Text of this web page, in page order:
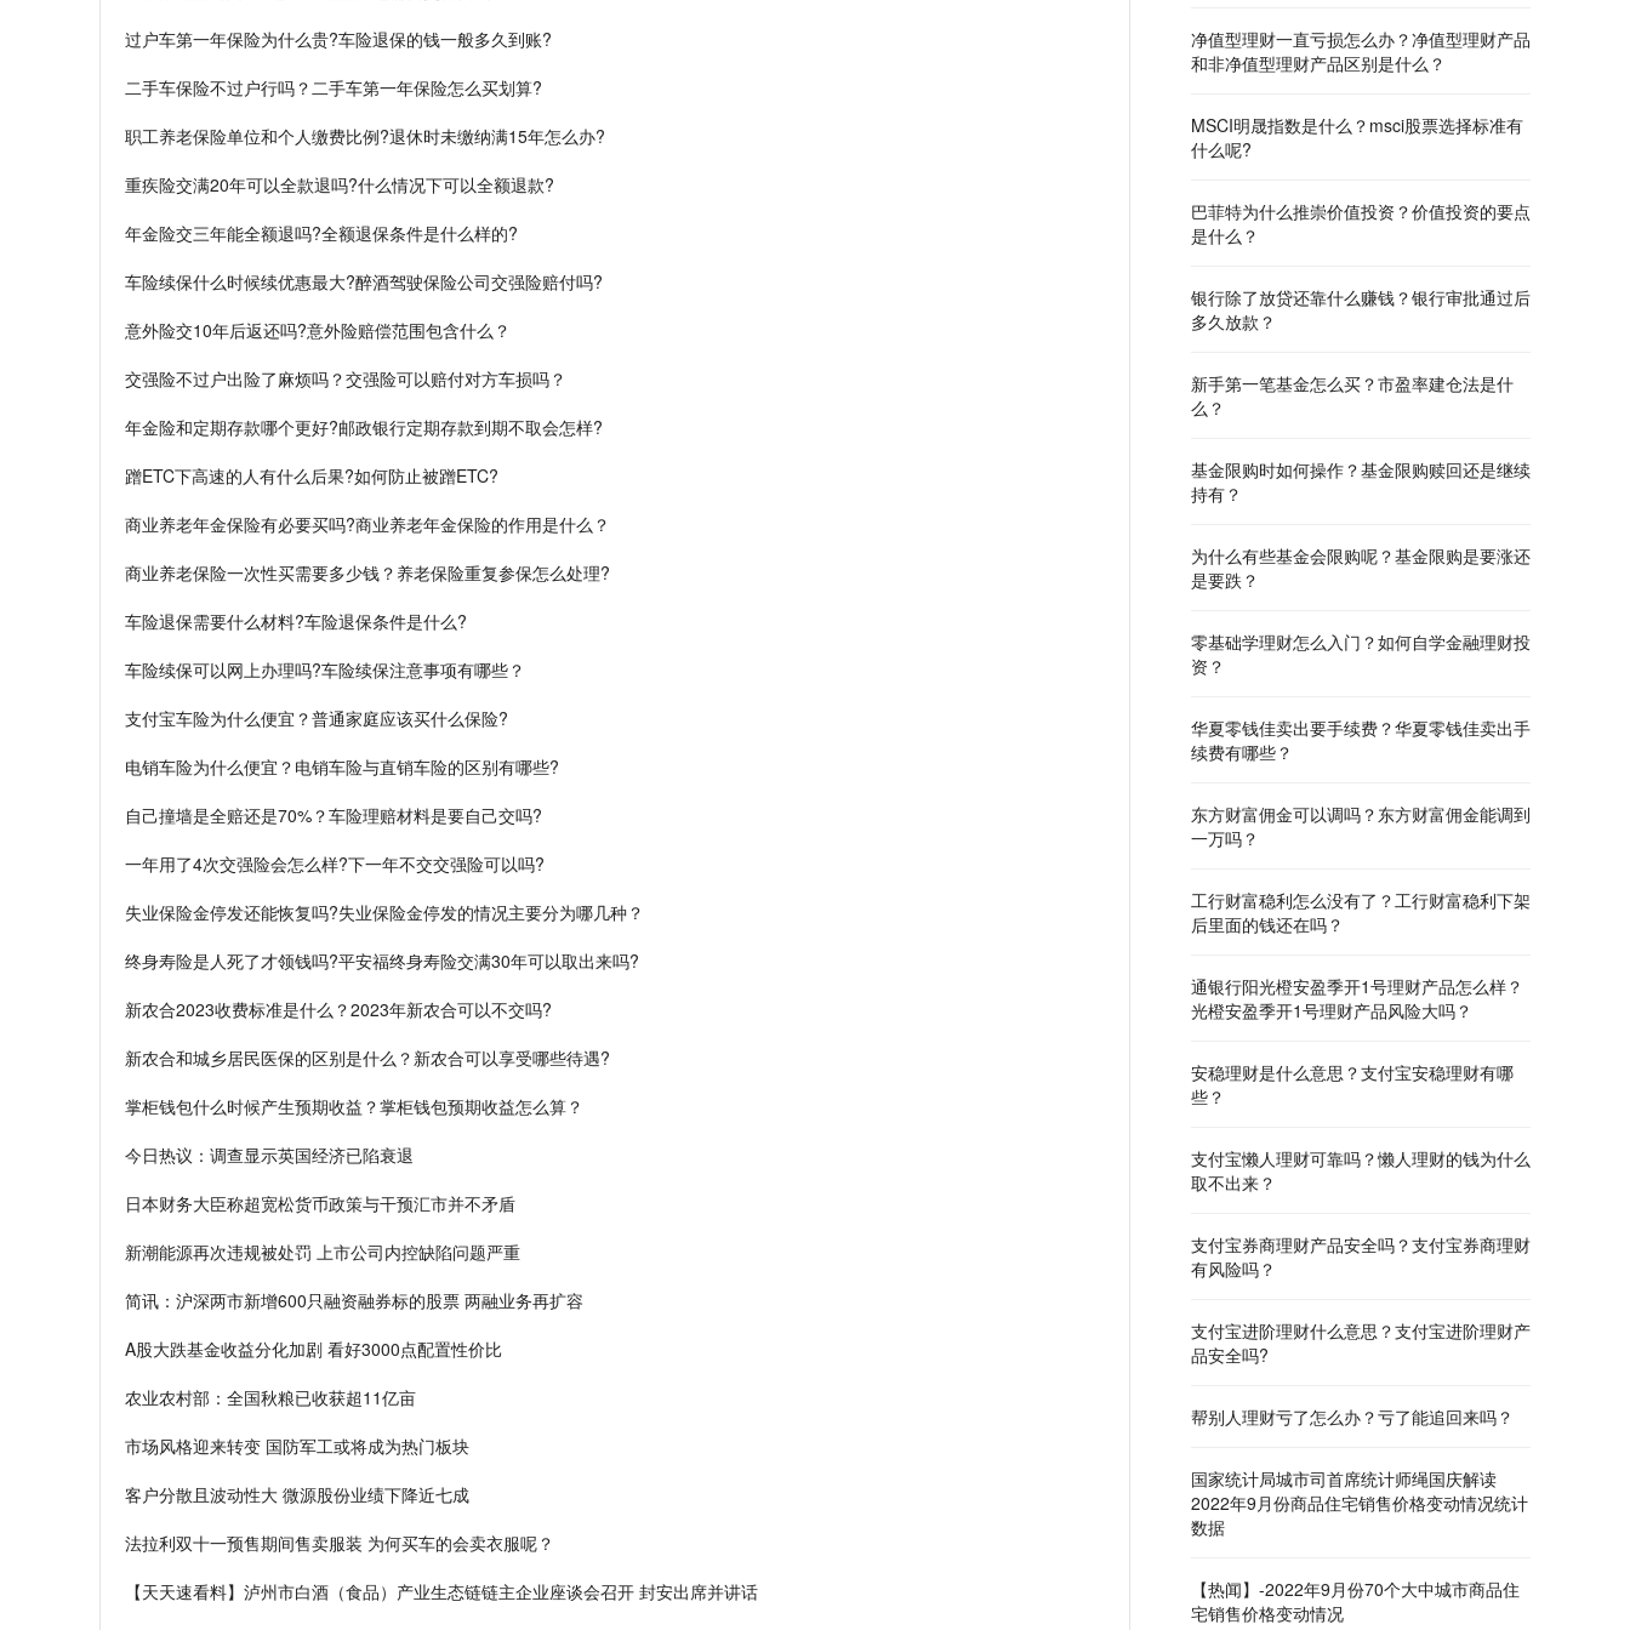
过户车第一年保险为什么贵?车险退保的钱一般多久到账?
二手车保险不过户行吗？二手车第一年保险怎么买划算?
职工养老保险单位和个人缴费比例?退休时未缴纳满15年怎么办?
重疾险交满20年可以全款退吗?什么情况下可以全额退款?
年金险交三年能全额退吗?全额退保条件是什么样的?
车险续保什么时候续优惠最大?醉酒驾驶保险公司交强险赔付吗?
意外险交10年后返还吗?意外险赔偿范围包含什么？
交强险不过户出险了麻烦吗？交强险可以赔付对方车损吗？
年金险和定期存款哪个更好?邮政银行定期存款到期不取会怎样?
蹭ETC下高速的人有什么后果?如何防止被蹭ETC?
商业养老年金保险有必要买吗?商业养老年金保险的作用是什么？
商业养老保险一次性买需要多少钱？养老保险重复参保怎么处理?
车险退保需要什么材料?车险退保条件是什么?
车险续保可以网上办理吗?车险续保注意事项有哪些？
支付宝车险为什么便宜？普通家庭应该买什么保险?
电销车险为什么便宜？电销车险与直销车险的区别有哪些?
自己撞墙是全赔还是70%？车险理赔材料是要自己交吗?
一年用了4次交强险会怎么样?下一年不交交强险可以吗?
失业保险金停发还能恢复吗?失业保险金停发的情况主要分为哪几种？
终身寿险是人死了才领钱吗?平安福终身寿险交满30年可以取出来吗?
新农合2023收费标准是什么？2023年新农合可以不交吗?
新农合和城乡居民医保的区别是什么？新农合可以享受哪些待遇?
掌柜钱包什么时候产生预期收益？掌柜钱包预期收益怎么算？
今日热议：调查显示英国经济已陷衰退
日本财务大臣称超宽松货币政策与干预汇市并不矛盾
新潮能源再次违规被处罚 上市公司内控缺陷问题严重
简讯：沪深两市新增600只融资融券标的股票 两融业务再扩容
A股大跌基金收益分化加剧 看好3000点配置性价比
农业农村部：全国秋粮已收获超11亿亩
市场风格迎来转变 国防军工或将成为热门板块
客户分散且波动性大 微源股份业绩下降近七成
法拉利双十一预售期间售卖服装 为何买车的会卖衣服呢？
【天天速看料】泸州市白酒（食品）产业生态链链主企业座谈会召开 封安出席并讲话
净值型理财一直亏损怎么办？净值型理财产品
和非净值型理财产品区别是什么？
MSCI明晟指数是什么？msci股票选择标准有
什么呢?
巴菲特为什么推崇价值投资？价值投资的要点
是什么？
银行除了放贷还靠什么赚钱？银行审批通过后
多久放款？
新手第一笔基金怎么买？市盈率建仓法是什
么？
基金限购时如何操作？基金限购赎回还是继续
持有？
为什么有些基金会限购呢？基金限购是要涨还
是要跌？
零基础学理财怎么入门？如何自学金融理财投
资？
华夏零钱佳卖出要手续费？华夏零钱佳卖出手
续费有哪些？
东方财富佣金可以调吗？东方财富佣金能调到
一万吗？
工行财富稳利怎么没有了？工行财富稳利下架
后里面的钱还在吗？
通银行阳光橙安盈季开1号理财产品怎么样？
光橙安盈季开1号理财产品风险大吗？
安稳理财是什么意思？支付宝安稳理财有哪
些？
支付宝懒人理财可靠吗？懒人理财的钱为什么
取不出来？
支付宝券商理财产品安全吗？支付宝券商理财
有风险吗？
支付宝进阶理财什么意思？支付宝进阶理财产
品安全吗?
帮别人理财亏了怎么办？亏了能追回来吗？
国家统计局城市司首席统计师绳国庆解读
2022年9月份商品住宅销售价格变动情况统计
数据
【热闻】-2022年9月份70个大中城市商品住
宅销售价格变动情况